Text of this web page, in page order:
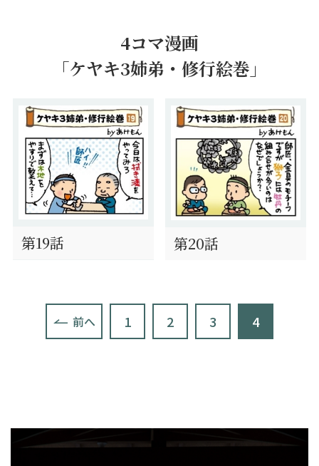
4コマ漫画
「ケヤキ3姉弟・修行絵巻」
第19話 第20話
前へ 1 2 3 4